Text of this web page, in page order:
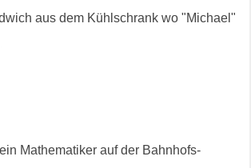
aus dem Kühlschrank wo "Michael"
Mathematiker auf der Bahnhofs-